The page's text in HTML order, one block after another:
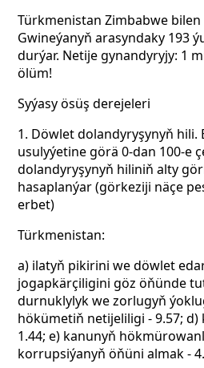
Türkmenistan Zimbabwe bilen
Gwineýanyň arasyndaky 193
durýar. Netije gynandyryjy: 1
ölüm!
Syýasy ösüş derejeleri
1. Döwlet dolandyryşynyň hili.
usulyýetine görä 0-dan 100-e
dolandyryşynyň hiliniň alty
hasaplanýar (görkeziji näçe
erbet)
Türkmenistan:
a) ilatyň pikirini we döwlet
jogapkärçiligini göz öňünde
durnuklylyk we zorlugyň
hökümetiň netijeliligi - 9.57; d)
1.44; e) kanunyň
korrupsiýanyň öňüni almak -